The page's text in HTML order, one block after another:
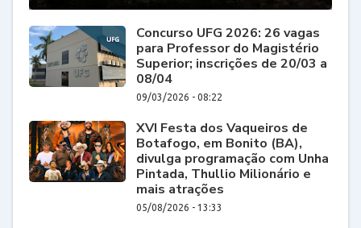
Concurso UFG 2026: 26 vagas
para Professor do Magistério
Superior; inscrições de 20/03 a
08/04
09/03/2026 - 08:22
XVI Festa dos Vaqueiros de
Botafogo, em Bonito (BA),
divulga programação com Unha
Pintada, Thullio Milionário e
mais atrações
05/08/2026 - 13:33